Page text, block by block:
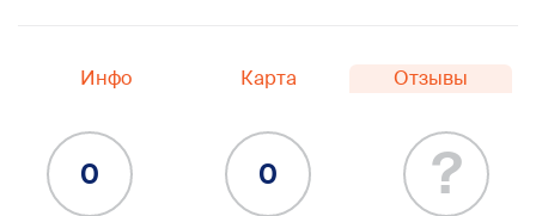
Инфо Карта Отзывы
0 0 ?